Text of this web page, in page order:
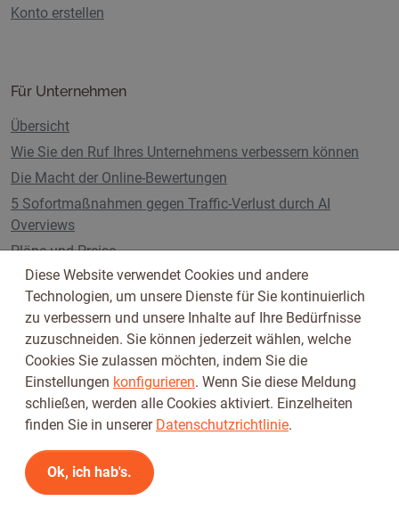
Konto erstellen
Für Unternehmen
Übersicht
Wie Sie den Ruf Ihres Unternehmens verbessern können
Die Macht der Online-Bewertungen
5 Sofortmaßnahmen gegen Traffic-Verlust durch AI
Overviews
Pläne und Preise
Folge uns auf
Nutzungsbedingungen
Diese Website verwendet Cookies und andere
Technologien, um unsere Dienste für Sie kontinuierlich
zu verbessern und unsere Inhalte auf Ihre Bedürfnisse
zuzuschneiden. Sie können jederzeit wählen, welche
Cookies Sie zulassen möchten, indem Sie die
Einstellungen konfigurieren. Wenn Sie diese Meldung
schließen, werden alle Cookies aktiviert. Einzelheiten
finden Sie in unserer Datenschutzrichtlinie.
Ok, ich hab's.